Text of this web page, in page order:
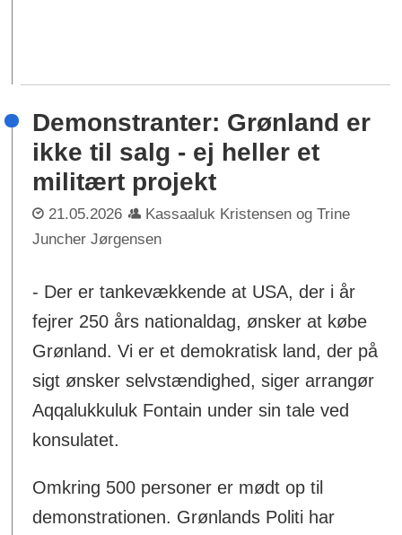
Demonstranter: Grønland er
ikke til salg - ej heller et
militært projekt
21.05.2026
Kassaaluk Kristensen og Trine
Juncher Jørgensen
- Der er tankevækkende at USA, der i år
fejrer 250 års nationaldag, ønsker at købe
Grønland. Vi er et demokratisk land, der på
sigt ønsker selvstændighed, siger arrangør
Aqqalukkuluk Fontain under sin tale ved
konsulatet.
Omkring 500 personer er mødt op til
demonstrationen. Grønlands Politi har